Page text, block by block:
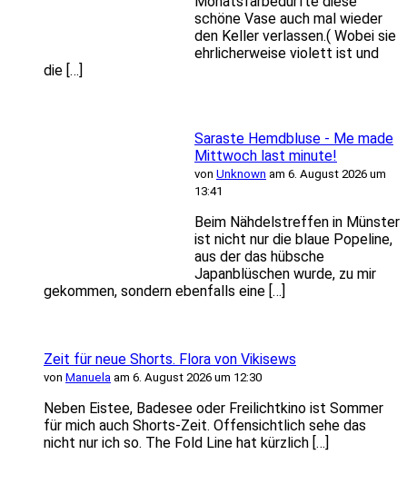
schöne Vase auch mal wieder
den Keller verlassen.( Wobei sie
ehrlicherweise violett ist und
die […]
Saraste Hemdbluse - Me made
Mittwoch last minute!
von Unknown am 6. August 2026 um
13:41
Beim Nähdelstreffen in Münster
ist nicht nur die blaue Popeline,
aus der das hübsche
Japanblüschen wurde, zu mir
gekommen, sondern ebenfalls eine […]
Zeit für neue Shorts. Flora von Vikisews
von Manuela am 6. August 2026 um 12:30
Neben Eistee, Badesee oder Freilichtkino ist Sommer
für mich auch Shorts-Zeit. Offensichtlich sehe das
nicht nur ich so. The Fold Line hat kürzlich […]